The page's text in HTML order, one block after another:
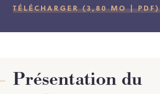
NOS PARTENAIRES
Opérations
TÉLÉCHARGER (3,80 MO | PDF)
Présentation du